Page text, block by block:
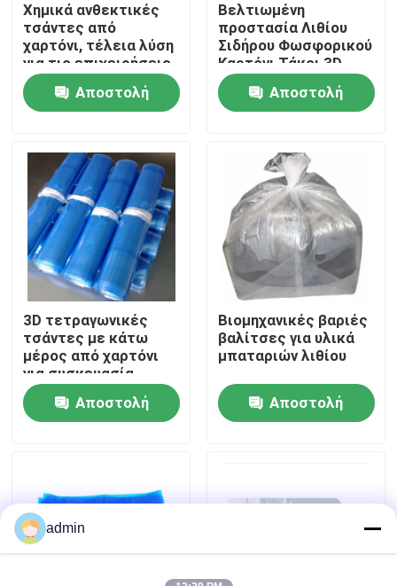
Αρχική Σελίδα
Βίντεο
Σχετικά με εμάς
Γύρος εργοστασίων
Ποιοτικός έλεγχος
Ζητήστε ένα απόσπασμα
POF Shrink Wrap Film
το PVC συρρικνώνεται την ταινία περικαλυμμάτων
Χημικά ανθεκτικές
τσάντες από
χαρτόνι, τέλεια λύση
για τις επιχειρήσεις
Αποστολή
Βελτιωμένη
προστασία Λιθίου
Σιδήρου Φωσφορικού
Καρτόνι Τάκοι 3D
Τετράγωνο Κάτω
Αποστολή
3D τετραγωνικές
τσάντες με κάτω
μέρος από χαρτόνι
για συσκευασία
πολυσιλικονίου
Αποστολή
Βιομηχανικές βαριές
βαλίτσες για υλικά
μπαταριών λιθίου
Αποστολή
admin